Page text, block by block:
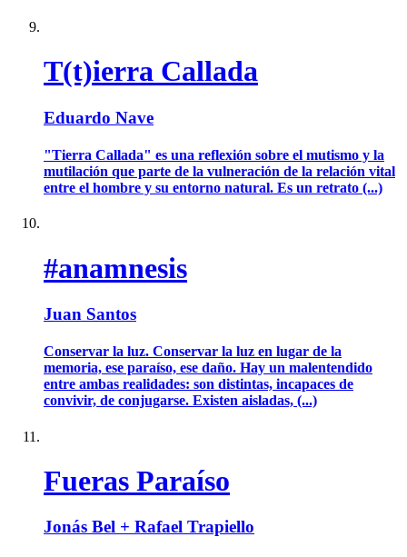
T(t)ierra Callada
Eduardo Nave
"Tierra Callada" es una reflexión sobre el mutismo y la
mutilación que parte de la vulneración de la relación vital
entre el hombre y su entorno natural. Es un retrato (...)
#anamnesis
Juan Santos
Conservar la luz. Conservar la luz en lugar de la
memoria, ese paraíso, ese daño. Hay un malentendido
entre ambas realidades: son distintas, incapaces de
convivir, de conjugarse. Existen aisladas, (...)
Fueras Paraíso
Jonás Bel + Rafael Trapiello